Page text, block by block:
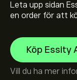
Leta upp sidan
en order för att
Köp Essity
Vill du ha mer